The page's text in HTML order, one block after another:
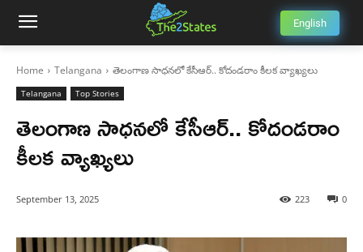
English
Home Telangana తెలంగాణ సాధనలో కేసీఆర్.. కోదండరాం కీలక వ్యాఖ్యలు
Telangana Top Stories
తెలంగాణ సాధనలో కేసీఆర్.. కోదండరాం
కీలక వ్యాఖ్యలు
September 13, 2025 0
223